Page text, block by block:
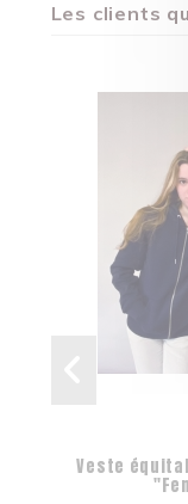
Les clients
Veste